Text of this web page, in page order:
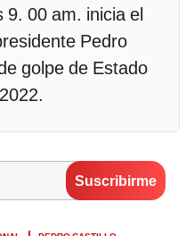
9. 00 am. inicia el
Pedro
golpe de Estado